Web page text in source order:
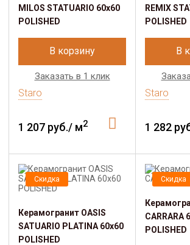
MILOS STATUARIO 60x60
POLISHED
В корзину
Заказать в 1 клик
Staro
1 207 руб./ м2
REMIX
POLISHED
В
Staro
1 282
Скидка
Керамогранит OASIS
SATUARIO PLATINA 60x60
POLISHED
Скидка
CARRARA
POLISHED